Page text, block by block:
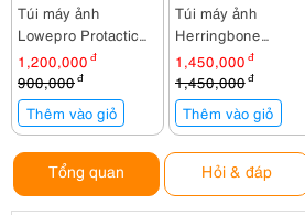
Túi máy ảnh
Lowepro Protactic
SH 120 AW
1,200,000 đ
900,000đ
Thêm vào giỏ
Túi máy ảnh
Herringbone
Timecode Mini
Charcoal
1,450,000 đ
1,450,000 đ
Thêm vào giỏ
Tổng quan Hỏi & đáp